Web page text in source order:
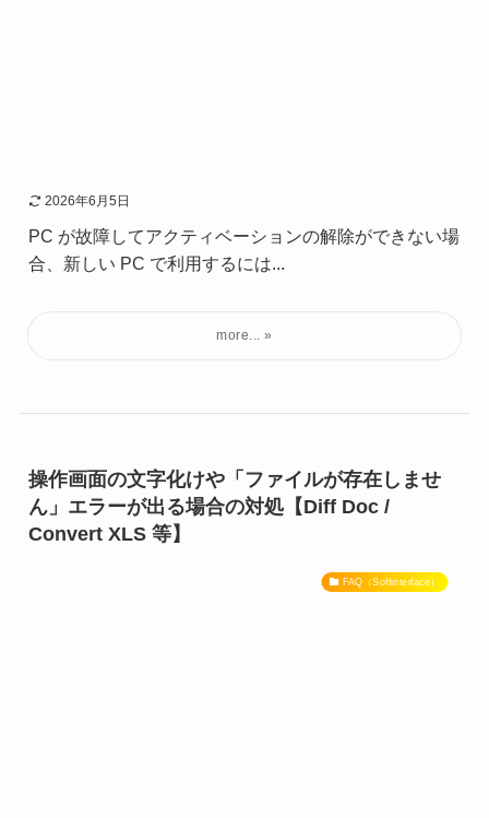
2026年6月5日
PC が故障してアクティベーションの解除ができない場
合、新しい PC で利用するには...
操作画面の文字化けや「ファイルが存在しませ
ん」エラーが出る場合の対処【Diff Doc /
Convert XLS 等】
FAQ（Softinterface）